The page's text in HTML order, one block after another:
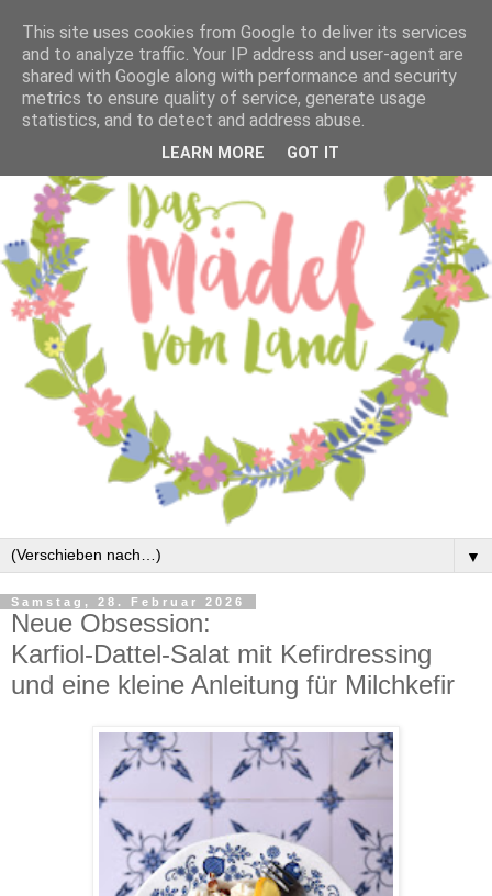
▼
Samstag, 28. Februar 2026
Neue Obsession:
Karfiol-Dattel-Salat mit Kefirdressing
und eine kleine Anleitung für Milchkefir
This site uses cookies from Google to deliver its services
and to analyze traffic. Your IP address and user-agent are
shared with Google along with performance and security
metrics to ensure quality of service, generate usage
statistics, and to detect and address abuse.
LEARN MORE GOT IT